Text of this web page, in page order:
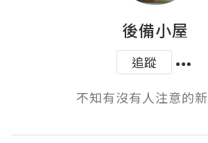
後備小屋
追蹤
不知有沒有人注意的